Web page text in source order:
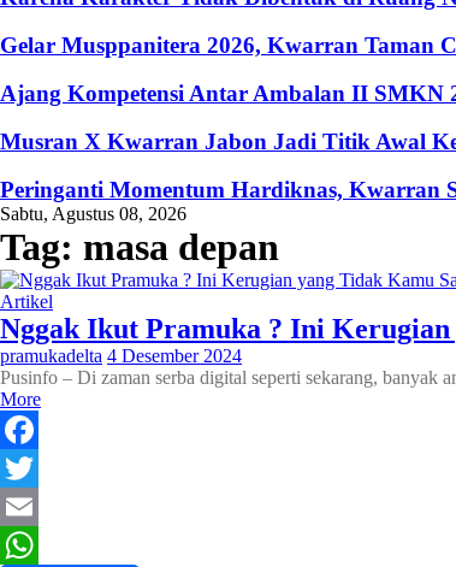
Gelar Musppanitera 2026, Kwarran Taman
Ajang Kompetensi Antar Ambalan II SMKN
Musran X Kwarran Jabon Jadi Titik Awal
Peringanti Momentum Hardiknas, Kwarran
Sabtu, Agustus 08, 2026
Tag: masa depan
Artikel
Nggak Ikut Pramuka ? Ini
pramukadelta 4 Desember 2024
Pusinfo – Di zaman serba digital seperti sekarang, banyak
More
Facebook
Twitter
Email